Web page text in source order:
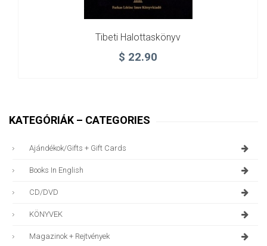
Tibeti Halottaskönyv
$ 22.90
KATEGÓRIÁK – CATEGORIES
Ajándékok/gifts + Gift Cards
Books In English
CD/DVD
KÖNYVEK
Magazinok + Rejtvények